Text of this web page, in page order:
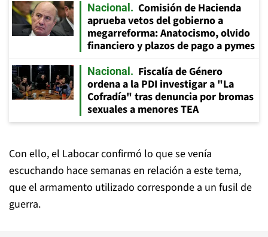
Nacional
Comisión de Hacienda
aprueba vetos del gobierno a
megarreforma: Anatocismo, olvido
financiero y plazos de pago a pymes
Nacional
Fiscalía de Género
ordena a la PDI investigar a "La
Cofradía" tras denuncia por bromas
sexuales a menores TEA
Con ello, el Labocar confirmó lo que se venía
escuchando hace semanas en relación a este tema,
que el armamento utilizado corresponde a un fusil de
guerra.